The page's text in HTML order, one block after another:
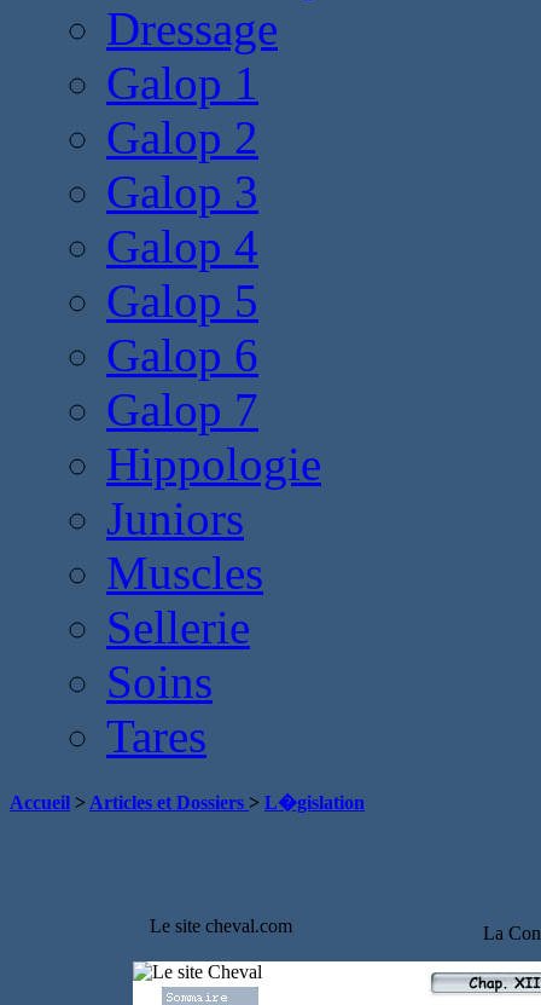
Dressage
Galop 1
Galop 2
Galop 3
Galop 4
Galop 5
Galop 6
Galop 7
Hippologie
Juniors
Muscles
Sellerie
Soins
Tares
Accueil > Articles et Dossiers > L�gislation
Le site cheval.com La